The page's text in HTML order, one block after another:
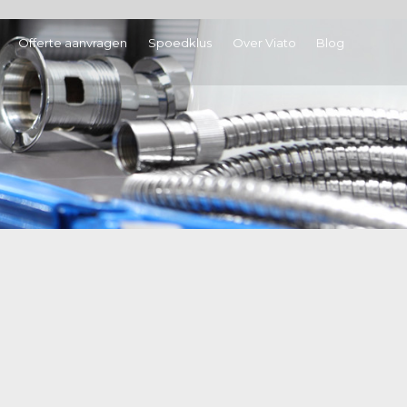
Offerte aanvragen Spoedklus Over Viato Blog